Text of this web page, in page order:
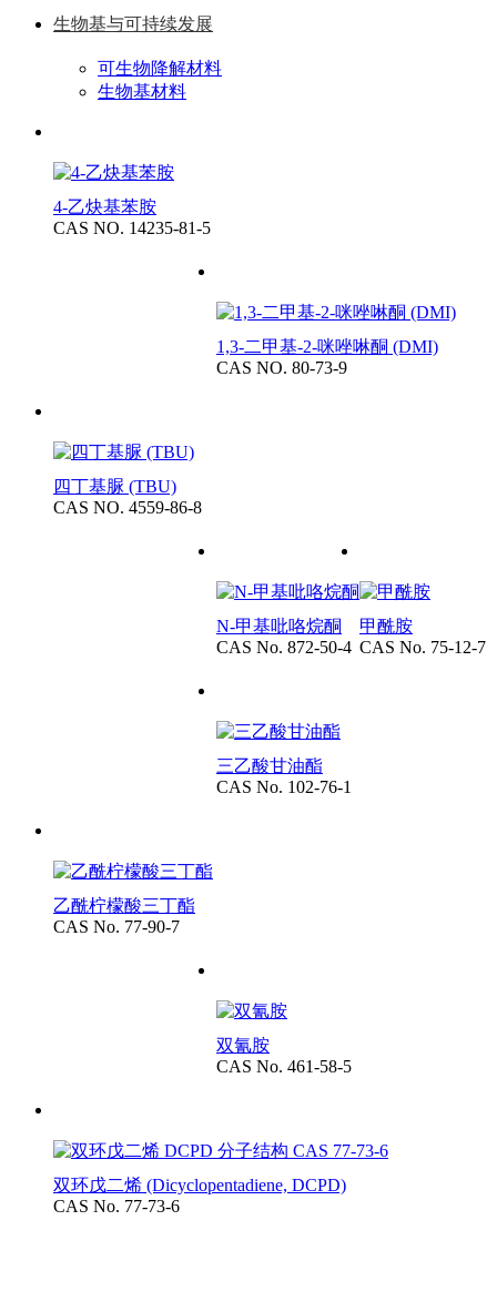
生物基与可持续发展
可生物降解材料
生物基材料
4-乙炔基苯胺
CAS NO. 14235-81-5
1,3-二甲基-2-咪唑啉酮 (DMI)
CAS NO. 80-73-9
四丁基脲 (TBU)
CAS NO. 4559-86-8
N-甲基吡咯烷酮
CAS No. 872-50-4
甲酰胺
CAS No. 75-12-7
三乙酸甘油酯
CAS No. 102-76-1
乙酰柠檬酸三丁酯
CAS No. 77-90-7
双氰胺
CAS No. 461-58-5
双环戊二烯 (Dicyclopentadiene, DCPD)
CAS No. 77-73-6